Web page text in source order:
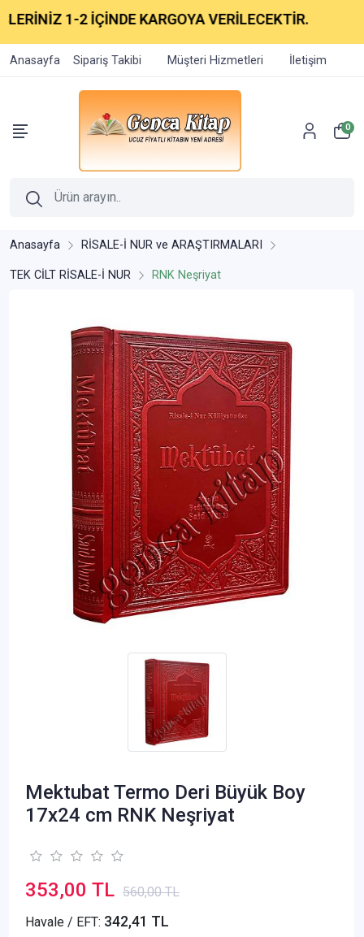
1-2 İÇİNDE KARGOYA VERİLECEKTİR.
Anasayfa Sipariş Takibi Müşteri Hizmetleri İletişim
0
Anasayfa RİSALE-İ NUR ve ARAŞTIRMALARI
TEK CİLT RİSALE-İ NUR RNK Neşriyat
Mektubat Termo Deri Büyük Boy
17x24 cm RNK Neşriyat
353,00 TL 560,00 TL
Havale / EFT: 342,41 TL